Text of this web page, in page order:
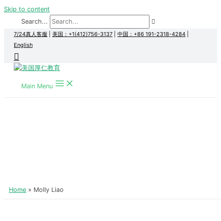
Skip to content
Search...
7/24真人客服 美国：+1(412)756-3137 中国：+86 191-2318-4284
English
Main Menu
Home Molly Liao